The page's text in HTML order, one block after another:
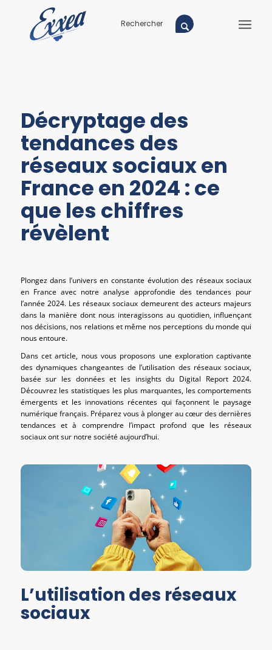
Décryptage des
tendances des
réseaux sociaux en
France en 2024 : ce
que les chiffres
révèlent
Plongez dans l’univers en constante évolution des réseaux sociaux
en France avec notre analyse approfondie des tendances pour
l’année 2024. Les réseaux sociaux demeurent des acteurs majeurs
dans la manière dont nous interagissons au quotidien, influençant
nos décisions, nos relations et même nos perceptions du monde qui
nous entoure.
Dans cet article, nous vous proposons une exploration captivante
des dynamiques changeantes de l’utilisation des réseaux sociaux,
basée sur les données et les insights du Digital Report 2024.
Découvrez les statistiques les plus marquantes, les comportements
émergents et les innovations récentes qui façonnent le paysage
numérique français. Préparez vous à plonger au cœur des dernières
tendances et à comprendre l’impact profond que les réseaux
sociaux ont sur notre société aujourd’hui.
L’utilisation des réseaux
sociaux